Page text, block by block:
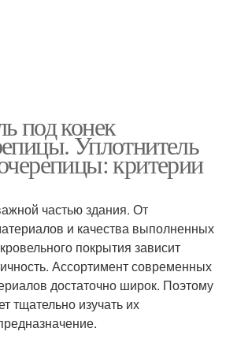
под конек
Уплотнитель
критерии
частью здания. От
и качества выполненных
покрытия зависит
Ассортимент современных
достаточно широк. Поэтому
тщательно изучать их